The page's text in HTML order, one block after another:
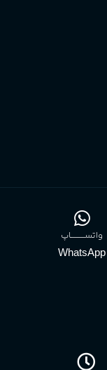
واتســــــــــاپ
WhatsApp